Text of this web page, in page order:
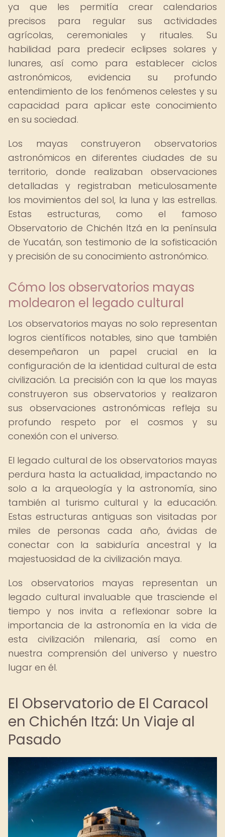
ya que les permitía crear calendarios
precisos para regular sus actividades
agrícolas, ceremoniales y rituales. Su
habilidad para predecir eclipses solares y
lunares, así como para establecer ciclos
astronómicos, evidencia su profundo
entendimiento de los fenómenos celestes y su
capacidad para aplicar este conocimiento
en su sociedad.
Los mayas construyeron observatorios
astronómicos en diferentes ciudades de su
territorio, donde realizaban observaciones
detalladas y registraban meticulosamente
los movimientos del sol, la luna y las estrellas.
Estas estructuras, como el famoso
Observatorio de Chichén Itzá en la península
de Yucatán, son testimonio de la sofisticación
y precisión de su conocimiento astronómico.
Cómo los observatorios mayas
moldearon el legado cultural
Los observatorios mayas no solo representan
logros científicos notables, sino que también
desempeñaron un papel crucial en la
configuración de la identidad cultural de esta
civilización. La precisión con la que los mayas
construyeron sus observatorios y realizaron
sus observaciones astronómicas refleja su
profundo respeto por el cosmos y su
conexión con el universo.
El legado cultural de los observatorios mayas
perdura hasta la actualidad, impactando no
solo a la arqueología y la astronomía, sino
también al turismo cultural y la educación.
Estas estructuras antiguas son visitadas por
miles de personas cada año, ávidas de
conectar con la sabiduría ancestral y la
majestuosidad de la civilización maya.
Los observatorios mayas representan un
legado cultural invaluable que trasciende el
tiempo y nos invita a reflexionar sobre la
importancia de la astronomía en la vida de
esta civilización milenaria, así como en
nuestra comprensión del universo y nuestro
lugar en él.
El Observatorio de El Caracol
en Chichén Itzá: Un Viaje al
Pasado